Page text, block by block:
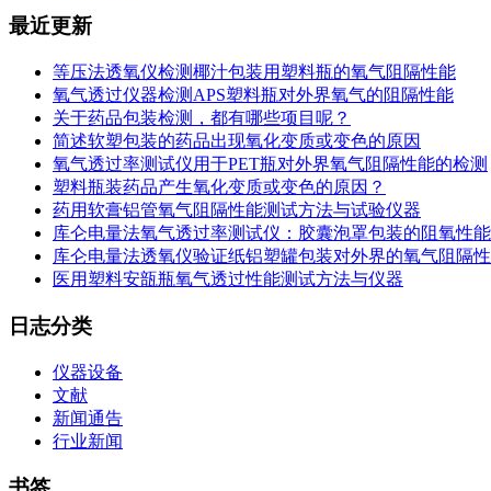
最近更新
等压法透氧仪检测椰汁包装用塑料瓶的氧气阻隔性能
氧气透过仪器检测APS塑料瓶对外界氧气的阻隔性能
关于药品包装检测，都有哪些项目呢？
简述软塑包装的药品出现氧化变质或变色的原因
氧气透过率测试仪用于PET瓶对外界氧气阻隔性能的检测
塑料瓶装药品产生氧化变质或变色的原因？
药用软膏铝管氧气阻隔性能测试方法与试验仪器
库仑电量法氧气透过率测试仪：胶囊泡罩包装的阻氧性
库仑电量法透氧仪验证纸铝塑罐包装对外界的氧气阻隔
医用塑料安瓿瓶氧气透过性能测试方法与仪器
日志分类
仪器设备
文献
新闻通告
行业新闻